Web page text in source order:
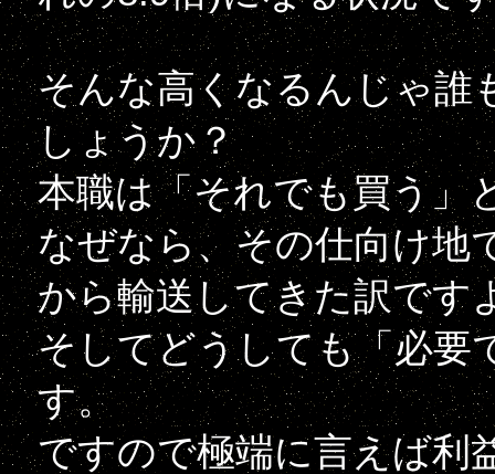
そんな高くなるんじゃ誰
しょうか？
本職は「それでも買う」
なぜなら、その仕向け地
から輸送してきた訳です
そしてどうしても「必要
す。
ですので極端に言えば利